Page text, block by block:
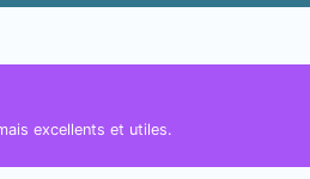
excellents et utiles.